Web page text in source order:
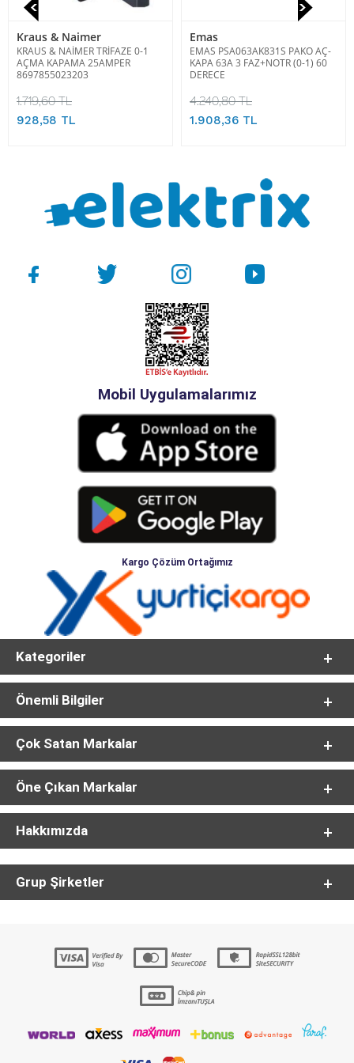
Kraus & Naimer
KRAUS & NAİMER TRİFAZE 0-1
AÇMA KAPAMA 25AMPER
8697855023203
1.719,60 TL
928,58 TL
Emas
EMAS PSA063AK831S PAKO AÇ-
KAPA 63A 3 FAZ+NOTR (0-1) 60
DERECE
4.240,80 TL
1.908,36 TL
Mobil Uygulamalarımız
Kargo Çözüm Ortağımız
Kategoriler
Önemli Bilgiler
Çok Satan Markalar
Öne Çıkan Markalar
Hakkımızda
Grup Şirketler